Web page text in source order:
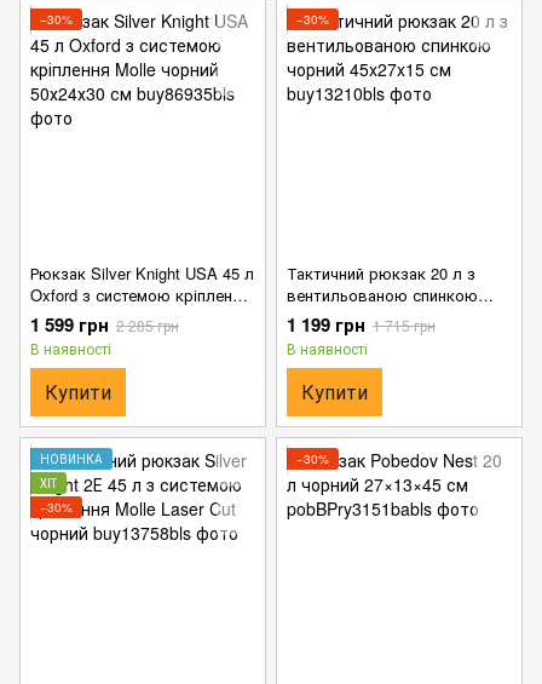
−30%
Рюкзак Silver Knight USA 45 л
Oxford з системою кріплення
Molle чорний 50х24х30 см
1 599 грн 2 285 грн
В наявності
Купити
−30%
Тактичний рюкзак 20 л з
вентильованою спинкою
чорний 45x27x15 см
1 199 грн 1 715 грн
В наявності
Купити
НОВИНКА
ХІТ
−30%
−30%